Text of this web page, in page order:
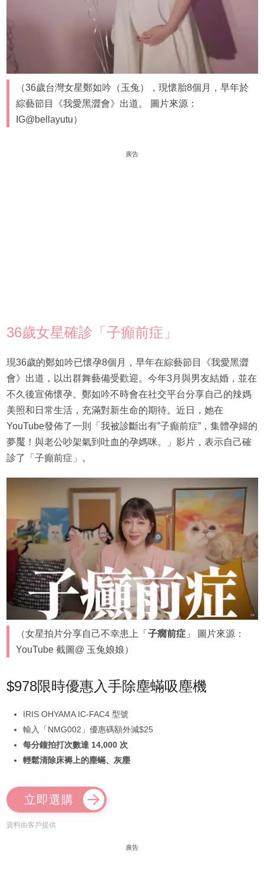
（36歲台灣女星鄭如吟（玉兔），現懷胎8個月，早年於
綜藝節目《我愛黑澀會》出道。 圖片來源：
IG@bellayutu）
廣告
36歲女星確診「子癲前症」
現36歲的鄭如吟已懷孕8個月，早年在綜藝節目《我愛黑澀
會》出道，以出群舞藝備受歡迎。今年3月與男友結婚，並在
不久後宣佈懷孕。鄭如吟不時會在社交平台分享自己的辣媽
美照和日常生活，充滿對新生命的期待。近日，她在
YouTube發佈了一則「我被診斷出有”子癲前症”，集體孕婦的
夢魘！與老公吵架氣到吐血的孕媽咪。」影片，表示自己確
診了「子癲前症」。
（女星拍片分享自己不幸患上「子癇前症 」 圖片來源：
YouTube 截圖@ 玉兔娘娘）
$978限時優惠入手除塵蟎吸塵機
IRIS OHYAMA IC-FAC4 型號
輸入「NMG002」優惠碼額外減$25
每分鐘拍打次數達 14,000 次
輕鬆清除床褥上的塵蟎、灰塵
立即選購
資料由客戶提供
廣告